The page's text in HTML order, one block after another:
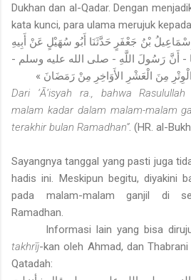
Dukhan dan al-Qadar. Dengan
kata kunci, para ulama merujuk
بْنُ جَعْفَرٍ حَدَّثَنَا أَبُو سُهَيْلٍ عَنْ أَبِيهِ
أَنَّ رَسُولَ اللَّهِ - صلى الله عليه وسلم -
مِنَ الْعَشْرِ الأَوَاخِرِ مِنْ رَمَضَانَ »
Dari ‘Ā’isyah ra., bahwa
malam kadar dalam malam-malam
terakhir bulan Ramadhan”. (HR. al-
Sayangnya tanggal yang pasti juga
hadis ini. Meskipun begitu, diyakini
pada malam-malam ganjil di
Ramadhan.
Informasi lain yang bisa
takhrīj-kan oleh Ahmad, dan
Qatadah: